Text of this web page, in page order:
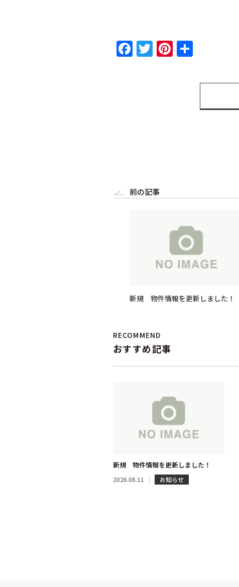
Facebook
TwitterPinterest
前の記事
新規 物件情報を更新しました！
RECOMMEND
おすすめ記事
新規 物件情報を更新しました！
2026.06.11 お知らせ